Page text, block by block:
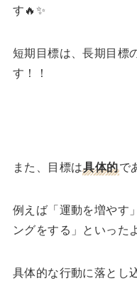
す🔥✨
短期目標は、長期目標
す！！
また、目標は具体的で
例えば「運動を増やす
ングをする」といった
具体的な行動に落とし